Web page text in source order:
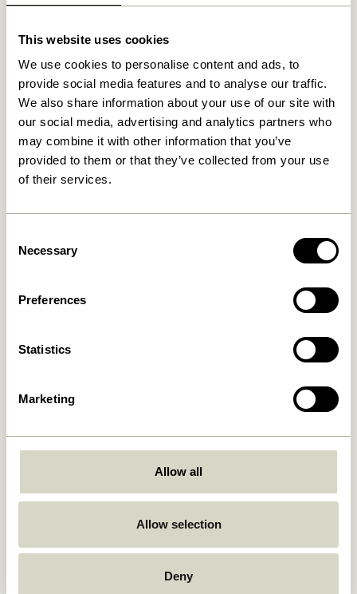
This website uses cookies
We use cookies to personalise content and ads, to
provide social media features and to analyse our traffic.
We also share information about your use of our site with
our social media, advertising and analytics partners who
may combine it with other information that you’ve
provided to them or that they’ve collected from your use
of their services.
Selection
Necessary
Preferences
Statistics
Marketing
Allow all
Allow selection
Deny
Relaterede varer
1.299,00